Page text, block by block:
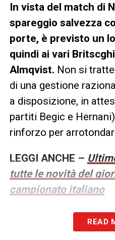
In vista del match di
spareggio salvezza
porte, è previsto un
quindi ai vari
Almqvist. Non si
di una gestione
a disposizione, in
partiti Begic e
rinforzo per
LEGGI ANCHE –
tutte le novità del
campionato italiano
LA PLAYLIST DELLE
READ